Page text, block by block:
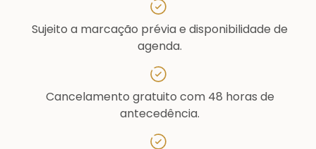
Sujeito a marcação prévia e disponibilidade de
agenda.
Cancelamento gratuito com 48 horas de
antecedência.